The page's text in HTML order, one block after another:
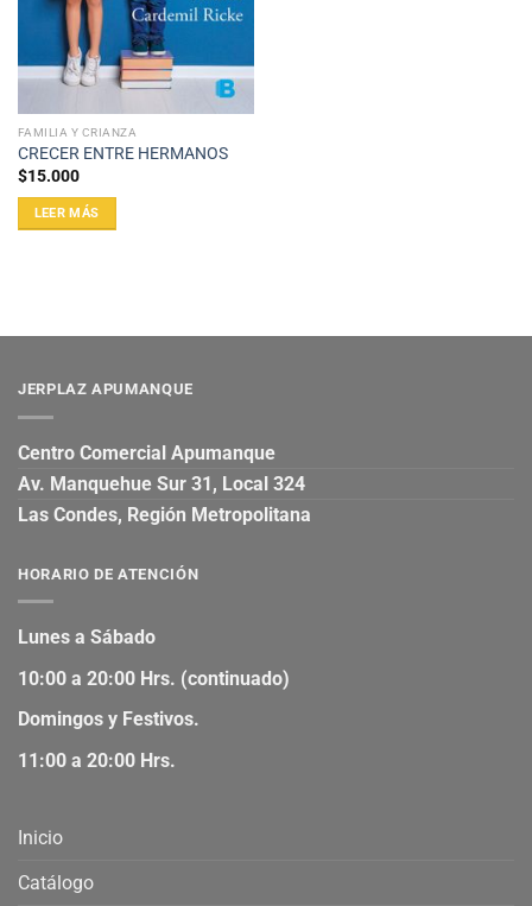
FAMILIA Y CRIANZA
CRECER ENTRE HERMANOS
$15.000
LEER MÁS
JERPLAZ APUMANQUE
Centro Comercial Apumanque
Av. Manquehue Sur 31, Local 324
Las Condes, Región Metropolitana
HORARIO DE ATENCIÓN
Lunes a Sábado
10:00 a 20:00 Hrs. (continuado)
Domingos y Festivos.
11:00 a 20:00 Hrs.
Inicio
Catálogo